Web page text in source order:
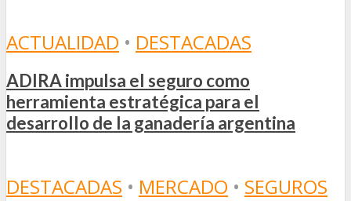
ACTUALIDAD • DESTACADAS
ADIRA impulsa el seguro como
herramienta estratégica para el
desarrollo de la ganadería argentina
DESTACADAS • MERCADO • SEGUROS